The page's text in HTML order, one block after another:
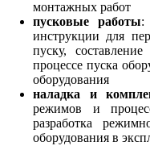
монтажных работ
пусковые работы:
инструкции для
пуску,
процессе пуска
оборудования
наладка и
режимов и
разработка
оборудования в